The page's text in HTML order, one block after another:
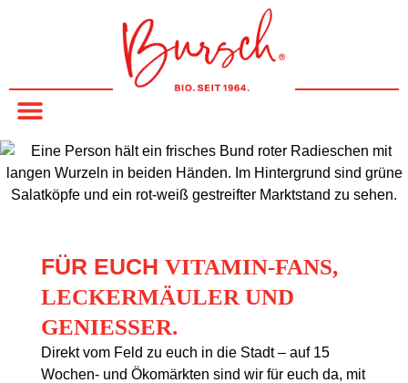
FÜR EUCH VITAMIN-FANS,
LECKERMÄULER UND
GENIESSER.
Direkt vom Feld zu euch in die Stadt – auf 15
Wochen- und Ökomärkten sind wir für euch da, mit